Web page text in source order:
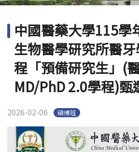
雙語計畫(link is external)
En
中國醫藥大學115學
生物醫學研究所醫
程「預備研究生」(
MD/PhD 2.0學程)甄
2026-02-06 碩博班